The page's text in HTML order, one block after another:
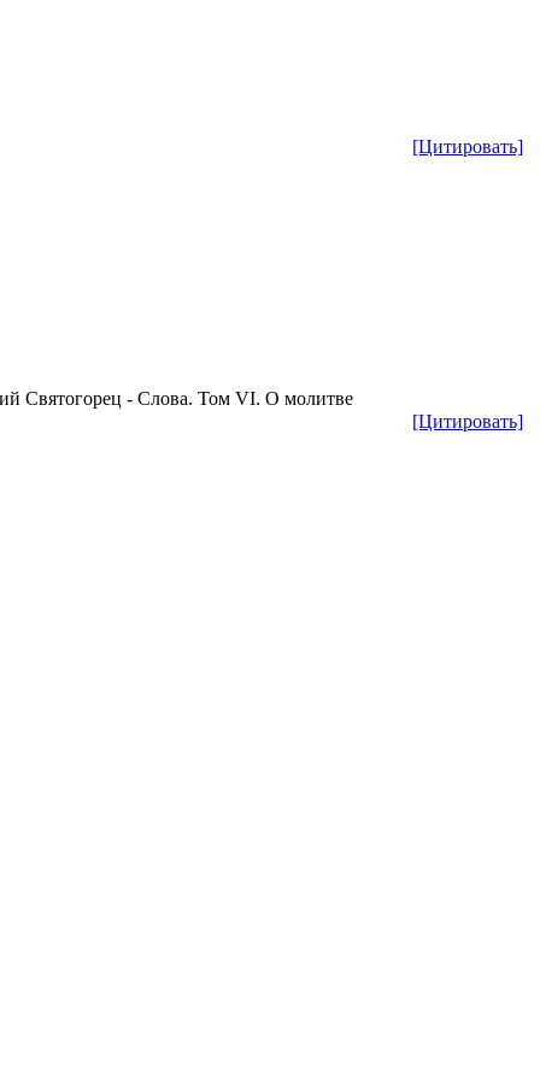
[Цитировать]
[Цитировать]
Святогорец - Слова. Том VI. О молитве